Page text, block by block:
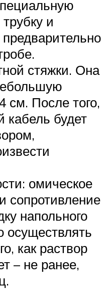
и
стяжки. Она
см. После того,
кабель будет
омическое
сопротивление
напольного
осуществлять
как раствор
– не ранее,